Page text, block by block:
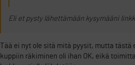
Eli et pysty lähettämään kysymääni
Tää ei nyt ole sitä mitä pyysit, mutta
kuppiin räkiminen oli ihan OK, eikä